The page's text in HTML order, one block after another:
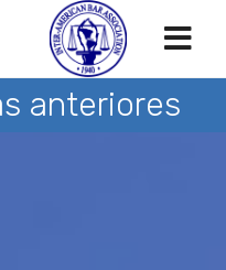
anteriores